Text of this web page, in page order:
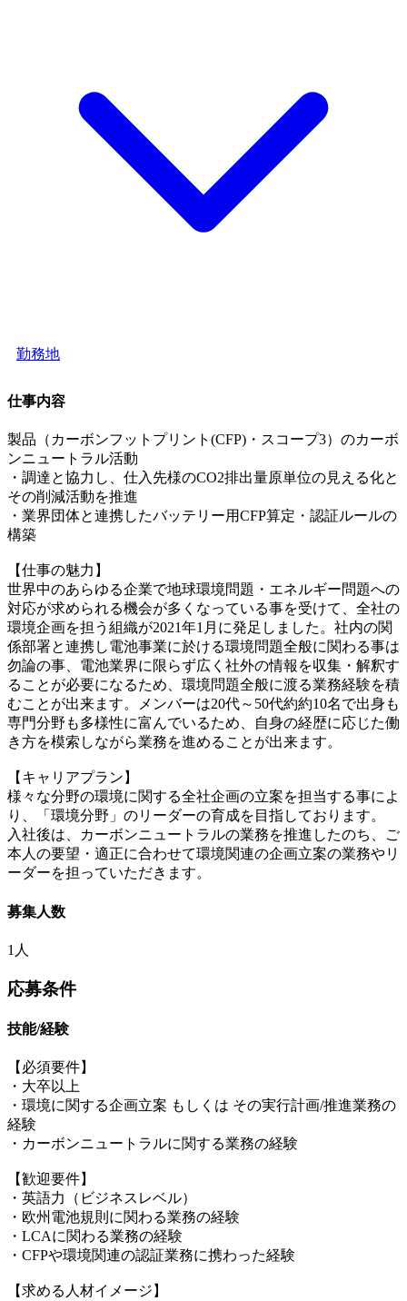
勤務地
仕事内容
製品（カーボンフットプリント(CFP)・スコープ3）のカーボ
ンニュートラル活動
・調達と協力し、仕入先様のCO2排出量原単位の見える化と
その削減活動を推進
・業界団体と連携したバッテリー用CFP算定・認証ルールの
構築
【仕事の魅力】
世界中のあらゆる企業で地球環境問題・エネルギー問題への
対応が求められる機会が多くなっている事を受けて、全社の
環境企画を担う組織が2021年1月に発足しました。社内の関
係部署と連携し電池事業に於ける環境問題全般に関わる事は
勿論の事、電池業界に限らず広く社外の情報を収集・解釈す
ることが必要になるため、環境問題全般に渡る業務経験を積
むことが出来ます。メンバーは20代～50代約約10名で出身も
専門分野も多様性に富んでいるため、自身の経歴に応じた働
き方を模索しながら業務を進めることが出来ます。
【キャリアプラン】
様々な分野の環境に関する全社企画の立案を担当する事によ
り、「環境分野」のリーダーの育成を目指しております。
入社後は、カーボンニュートラルの業務を推進したのち、ご
本人の要望・適正に合わせて環境関連の企画立案の業務やリ
ーダーを担っていただきます。
募集人数
1人
応募条件
技能/経験
【必須要件】
・大卒以上
・環境に関する企画立案 もしくは その実行計画/推進業務の
経験
・カーボンニュートラルに関する業務の経験
【歓迎要件】
・英語力（ビジネスレベル）
・欧州電池規則に関わる業務の経験
・LCAに関わる業務の経験
・CFPや環境関連の認証業務に携わった経験
【求める人材イメージ】